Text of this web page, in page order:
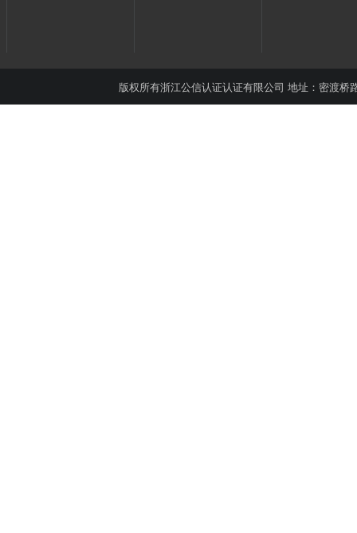
版权所有浙江公信认证认证有限公司 地址：密渡